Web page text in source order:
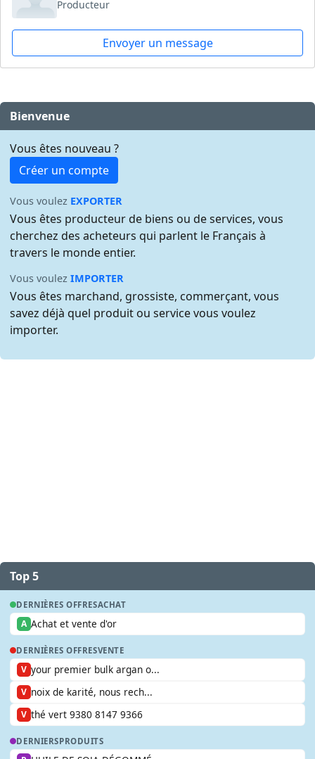
Producteur
Envoyer un message
Bienvenue
Vous êtes nouveau ?
Créer un compte
Vous voulez EXPORTER
Vous êtes producteur de biens ou de services, vous
cherchez des acheteurs qui parlent le Français à
travers le monde entier.
Vous voulezIMPORTER
Vous êtes marchand, grossiste, commerçant, vous
savez déjà quel produit ou service vous voulez
importer.
Top 5
DERNIÈRES OFFRESACHAT
A Achat et vente d'or
DERNIÈRES OFFRESVENTE
V your premier bulk argan o...
V noix de karité, nous rech...
V thé vert 9380 8147 9366
DERNIERSPRODUITS